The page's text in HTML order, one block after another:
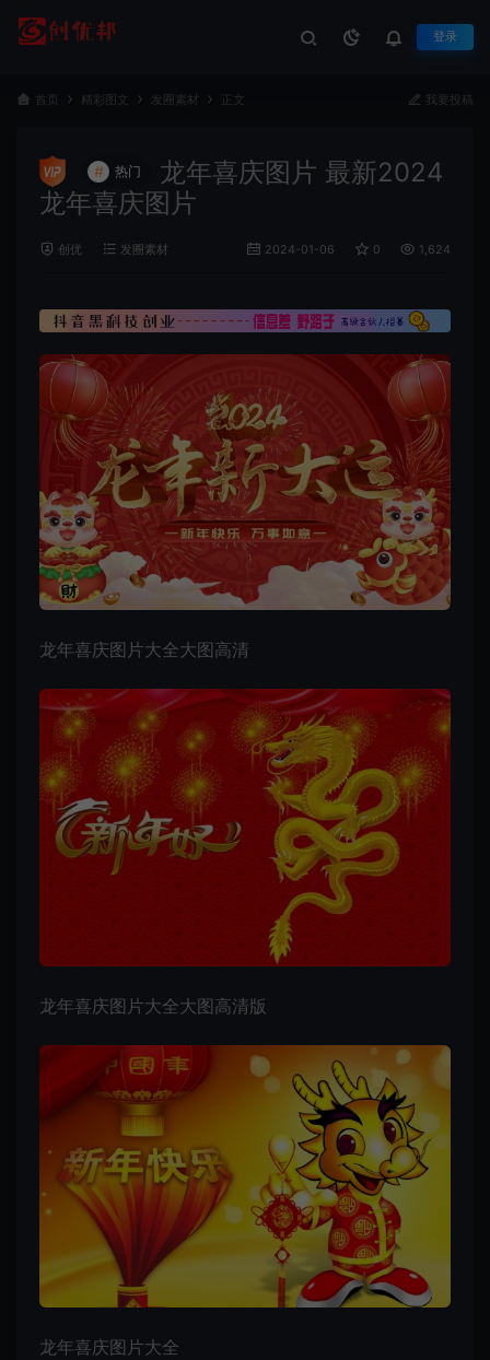
登录
首页 精彩图文 发圈素材 正文 我要投稿
# 热门
龙年喜庆图片 最新2024
龙年喜庆图片
创优 发圈素材 2024-01-06 0 1,624
龙年喜庆图片大全大图高清
龙年喜庆图片大全大图高清版
龙年喜庆图片大全